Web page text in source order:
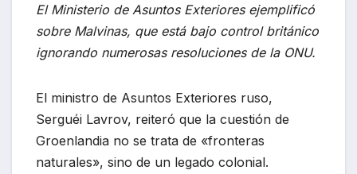
El Ministerio de Asuntos Exteriores ejemplificó
sobre Malvinas, que está bajo control británico
ignorando numerosas resoluciones de la ONU.
El ministro de Asuntos Exteriores ruso,
Serguéi Lavrov, reiteró que la cuestión de
Groenlandia no se trata de «fronteras
naturales», sino de un legado colonial.